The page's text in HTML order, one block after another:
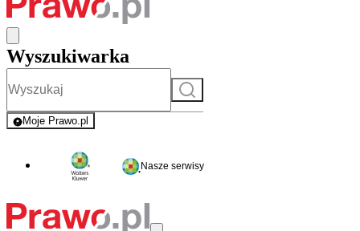
Wyszukiwarka
Szukaj
Moje Prawo.pl
- rejestracja i logowanie do serwisu
Nasze serwisy